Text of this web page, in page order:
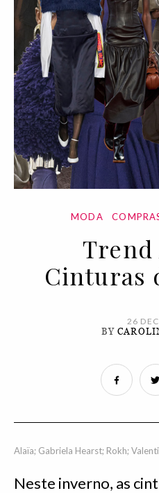
MODA
Trend
Cinturas
26
BY
Alaïa; Gabriela Hearst; Rokh;
Neste inverno, as